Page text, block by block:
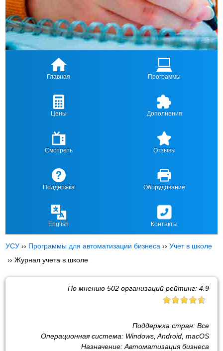
Главная Программы
Цены Дополнения
Смотреть Отзывы
Поддержка Оборудование
English Контакты
УСУ ›› Программы для автоматизации бизнеса ››Учет в школе
››Журнал учета в школе
По мнению 502организаций рейтинг: 4.9
Поддержка стран: Все
Операционная система: Windows, Android, macOS
Назначение: Автоматизация бизнеса